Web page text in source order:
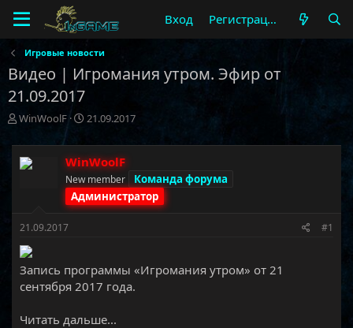
Вход Регистрация
Игровые новости
Видео | Игромания утром. Эфир от
21.09.2017
А
т
о
р
ы
WinWoolF
Д
т
а
н
а
ч
21.09.2017
WinWoolF
New member
Команда форума
Администратор
21.09.2017 #1
Запись программы «Игромания утром» от 21
сентября 2017 года.​
Читать дальше...